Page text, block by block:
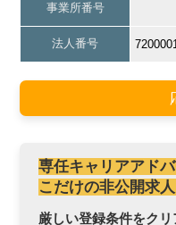
事業所番号
法人番号
専任キャリアアド
こだけの非公開求
厳しい登録条件をク